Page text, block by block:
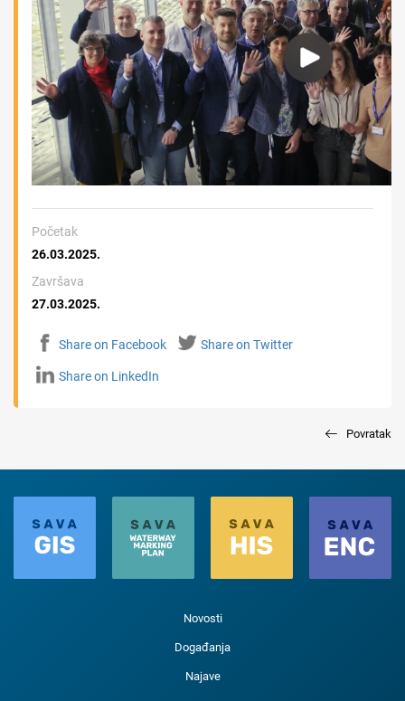
Početak
26.03.2025.
Završava
27.03.2025.
Share on Facebook Share on Twitter
Share on LinkedIn
Povratak
Novosti
Događanja
Najave